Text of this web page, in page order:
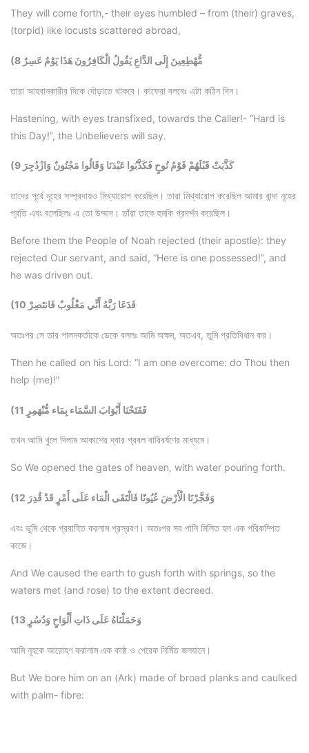
They will come forth,- their eyes humbled – from (their) graves,
(torpid) like locusts scattered abroad,
(8 مُّهْطِعِينَ إِلَى الدَّاعِ يَقُولُ الْكَافِرُونَ هَذَا يَوْمٌ عَسِرٌ
তারা আহবানকারীর দিকে দৌড়াতে থাকবে। কাফেরা বলবেঃ এটা কঠিন দিন।
Hastening, with eyes transfixed, towards the Caller!- “Hard is
this Day!”, the Unbelievers will say.
(9 كَذَّبَتْ قَبْلَهُمْ قَوْمُ نُوحٍ فَكَذَّبُوا عَبْدَنَا وَقَالُوا مَجْنُونٌ وَازْدُجِرَ
তাদের পূর্বে নূহের সম্প্রদায়ও মিথ্যারোপ করেছিল। তারা মিথ্যারোপ করেছিল আমার বান্দা নূহের
প্রতি এবং বলেছিলঃ এ তো উম্মাদ। তাঁরা তাকে হুমকি প্রদর্শন করেছিল।
Before them the People of Noah rejected (their apostle): they
rejected Our servant, and said, “Here is one possessed!”, and
he was driven out.
(10 فَدَعَا رَبَّهُ أَنِّي مَغْلُوبٌ فَانتَصِرْ
অতঃপর সে তার পালনকর্তাকে ডেকে বললঃ আমি অক্ষম, অতএব, তুমি প্রতিবিধান কর।
Then he called on his Lord: “I am one overcome: do Thou then
help (me)!”
(11 فَفَتَحْنَا أَبْوَابَ السَّمَاء بِمَاء مُّنْهَمِرٍ
তখন আমি খুলে দিলাম আকাশের দ্বার প্রবল বারিবর্ষণের মাধ্যমে।
So We opened the gates of heaven, with water pouring forth.
(12 وَفَجَّرْنَا الْأَرْضَ عُيُونًا فَالْتَقَى الْمَاء عَلَى أَمْرٍ قَدْ قُدِرَ
এবং ভুমি থেকে প্রবাহিত করলাম প্রস্রবণ। অতঃপর সব পানি মিলিত হল এক পরিকম্পিত
কাজে।
And We caused the earth to gush forth with springs, so the
waters met (and rose) to the extent decreed.
(13 وَحَمَلْنَاهُ عَلَى ذَاتِ أَلْوَاحٍ وَدُسُرٍ
আমি নূহকে আরোহণ করালাম এক কাষ্ঠ ও পেরেক নির্মিত জলযানে।
But We bore him on an (Ark) made of broad planks and caulked
with palm- fibre: